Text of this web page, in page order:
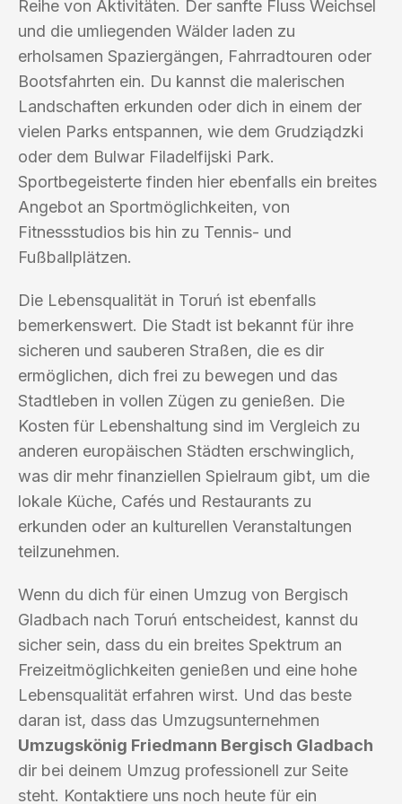
Reihe von Aktivitäten. Der sanfte Fluss Weichsel
und die umliegenden Wälder laden zu
erholsamen Spaziergängen, Fahrradtouren oder
Bootsfahrten ein. Du kannst die malerischen
Landschaften erkunden oder dich in einem der
vielen Parks entspannen, wie dem Grudziądzki
oder dem Bulwar Filadelfijski Park.
Sportbegeisterte finden hier ebenfalls ein breites
Angebot an Sportmöglichkeiten, von
Fitnessstudios bis hin zu Tennis- und
Fußballplätzen.
Die Lebensqualität in Toruń ist ebenfalls
bemerkenswert. Die Stadt ist bekannt für ihre
sicheren und sauberen Straßen, die es dir
ermöglichen, dich frei zu bewegen und das
Stadtleben in vollen Zügen zu genießen. Die
Kosten für Lebenshaltung sind im Vergleich zu
anderen europäischen Städten erschwinglich,
was dir mehr finanziellen Spielraum gibt, um die
lokale Küche, Cafés und Restaurants zu
erkunden oder an kulturellen Veranstaltungen
teilzunehmen.
Wenn du dich für einen Umzug von Bergisch
Gladbach nach Toruń entscheidest, kannst du
sicher sein, dass du ein breites Spektrum an
Freizeitmöglichkeiten genießen und eine hohe
Lebensqualität erfahren wirst. Und das beste
daran ist, dass das Umzugsunternehmen
Umzugskönig Friedmann Bergisch Gladbach
dir bei deinem Umzug professionell zur Seite
steht. Kontaktiere uns noch heute für ein